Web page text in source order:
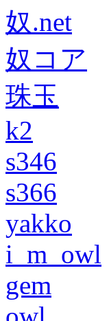
奴.net
奴コア
珠玉
k2
s346
s366
yakko
i_m_owl
gem